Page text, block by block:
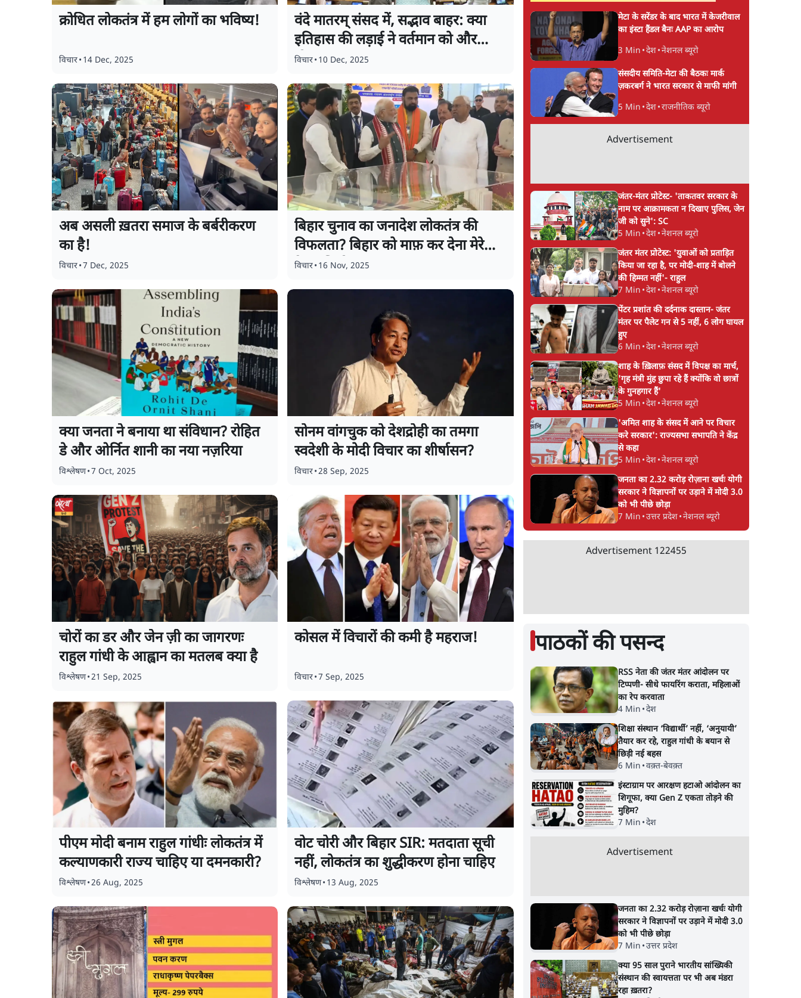
क्रोधित लोकतंत्र में हम लोगों का भविष्य!
विचार• 14 Dec, 2025
वंदे मातरम् संसद में, सद्भाव बाहर: क्या
इतिहास की लड़ाई ने वर्तमान को और
तोड़ा?
विचार• 10 Dec, 2025
अब असली ख़तरा समाज के बर्बरीकरण
का है!
विचार•7 Dec, 2025
बिहार चुनाव का जनादेश लोकतंत्र की
विफलता? बिहार को माफ़ कर देना मेरे
देशवासियो!
विचार• 16 Nov, 2025
क्या जनता ने बनाया था संविधान? रोहित
डे और ओर्नित शानी का नया नज़रिया
विश्लेषण•7 Oct, 2025
सोनम वांगचुक को देशद्रोही का तमगा
स्वदेशी के मोदी विचार का शीर्षासन?
विचार•28 Sep, 2025
चोरों का डर और जेन ज़ी का जागरणः
राहुल गांधी के आह्वान का मतलब क्या है
विश्लेषण•21 Sep, 2025
कोसल में विचारों की कमी है महराज!
विचार•7 Sep, 2025
पीएम मोदी बनाम राहुल गांधीः लोकतंत्र में
कल्याणकारी राज्य चाहिए या दमनकारी?
विश्लेषण•26 Aug, 2025
वोट चोरी और बिहार SIR: मतदाता सूची
नहीं, लोकतंत्र का शुद्धीकरण होना चाहिए
विश्लेषण• 13 Aug, 2025
मेटा के सरेंडर के बाद भारत में केजरीवाल
का इंस्टा हैंडल बैनः AAP का आरोप
3 Min •देश•नेशनल ब्यूरो
संसदीय समिति-मेटा की बैठकः मार्क
ज़करबर्ग ने भारत सरकार से माफी मांगी
5 Min •देश•राजनीतिक ब्यूरो
Advertisement
जंतर-मंतर प्रोटेस्ट- 'ताकतवर सरकार के
नाम पर आक्रामकता न दिखाए पुलिस, जेन
जी को सुने': SC
5 Min •देश•नेशनल ब्यूरो
जंतर मंतर प्रोटेस्ट: 'युवाओं को प्रताड़ित
किया जा रहा है, पर मोदी-शाह में बोलने
की हिम्मत नहीं'- राहुल
7 Min •देश•नेशनल ब्यूरो
पेंटर प्रशांत की दर्दनाक दास्तान- जंतर
मंतर पर पैलेट गन से 5 नहीं, 6 लोग घायल
हुए
6 Min •देश•नेशनल ब्यूरो
शाह के ख़िलाफ़ संसद में विपक्ष का मार्च,
'गृह मंत्री मुंह छुपा रहे हैं क्योंकि वो छात्रों
के गुनहगार हैं'
5 Min •देश•नेशनल ब्यूरो
'अमित शाह के संसद में आने पर विचार
करे सरकार': राज्यसभा सभापति ने केंद्र
से कहा
5 Min •देश•नेशनल ब्यूरो
जनता का 2.32 करोड़ रोज़ाना खर्चः योगी
सरकार ने विज्ञापनों पर उड़ाने में मोदी 3.0
को भी पीछे छोड़ा
7 Min •उत्तर प्रदेश•नेशनल ब्यूरो
Advertisement 122455
पाठकों की पसन्द
RSS नेता की जंतर मंतर आंदोलन पर
टिप्पणी- सीधे फायरिंग कराता, महिलाओं
का रेप करवाता
4 Min •देश
शिक्षा संस्थान ‘विद्यार्थी’ नहीं, ‘अनुयायी’
तैयार कर रहे, राहुल गांधी के बयान से
छिड़ी नई बहस
6 Min •वक़्त-बेवक़्त
इंस्टाग्राम पर आरक्षण हटाओ आंदोलन का
शिगूफा, क्या Gen Z एकता तोड़ने की
मुहिम?
7 Min •देश
Advertisement
जनता का 2.32 करोड़ रोज़ाना खर्चः योगी
सरकार ने विज्ञापनों पर उड़ाने में मोदी 3.0
को भी पीछे छोड़ा
7 Min •उत्तर प्रदेश
क्या 95 साल पुराने भारतीय सांख्यिकी
संस्थान की स्वायत्तता पर भी अब मंडरा
रहा ख़तरा?